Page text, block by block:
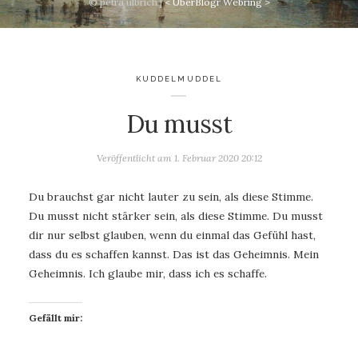
KUDDELMUDDEL
Du musst
Veröffentlicht am 1. Februar 2020 20:12
Du brauchst gar nicht lauter zu sein, als diese Stimme.
Du musst nicht stärker sein, als diese Stimme. Du musst
dir nur selbst glauben, wenn du einmal das Gefühl hast,
dass du es schaffen kannst. Das ist das Geheimnis. Mein
Geheimnis. Ich glaube mir, dass ich es schaffe.
Gefällt mir: